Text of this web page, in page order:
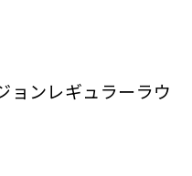
ョンレギュラーラウ